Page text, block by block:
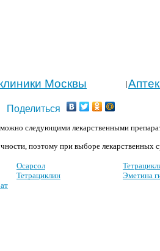
Москвы |
Поделиться
можно следующими лекарственными
поэтому при выборе лекарственных
Осарсол
Тетрациклин
Эметина